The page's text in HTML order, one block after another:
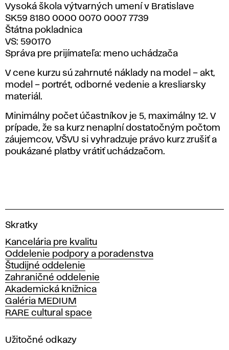
Vysoká škola výtvarných umení v Bratislave
SK59 8180 0000 0070 0007 7739
Štátna pokladnica
VS: 590170
Správa pre prijímateľa: meno uchádzača
V cene kurzu sú zahrnuté náklady na model – akt,
model – portrét, odborné vedenie a kresliarsky
materiál.
Minimálny počet účastníkov je 5, maximálny 12. V
prípade, že sa kurz nenaplní dostatočným počtom
záujemcov, VŠVU si vyhradzuje právo kurz zrušiť a
poukázané platby vrátiť uchádzačom.
V
s
o
k
á
š
k
o
a
Skratky
Kancelária pre kvalitu
Oddelenie podpory a poradenstva
Študijné oddelenie
Zahraničné oddelenie
Akademická knižnica
Galéria MEDIUM
RARE cultural space
Užitočné odkazy